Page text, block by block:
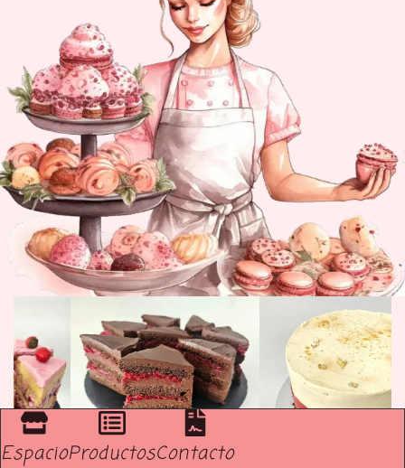
EspacioProductosContacto